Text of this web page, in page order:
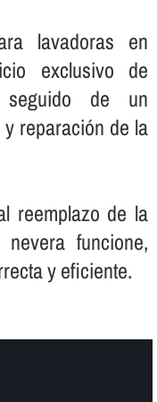
lavadoras en
exclusivo de
seguido de un
reparación de la
reemplazo de la
funcione,
y eficiente.